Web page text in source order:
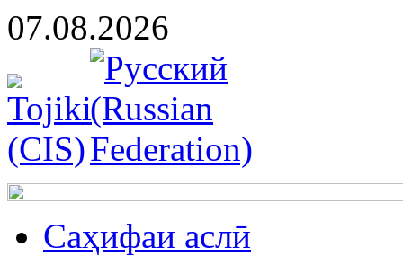
07.08.2026
Cаҳифаи аслӣ